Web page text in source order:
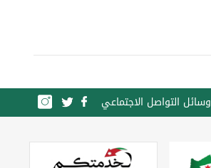
وسائل التواصل الاجتماعي